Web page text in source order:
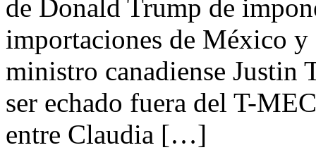
de Donald Trump de
importaciones de México
ministro canadiense Justin
ser echado fuera del T-
entre Claudia […]